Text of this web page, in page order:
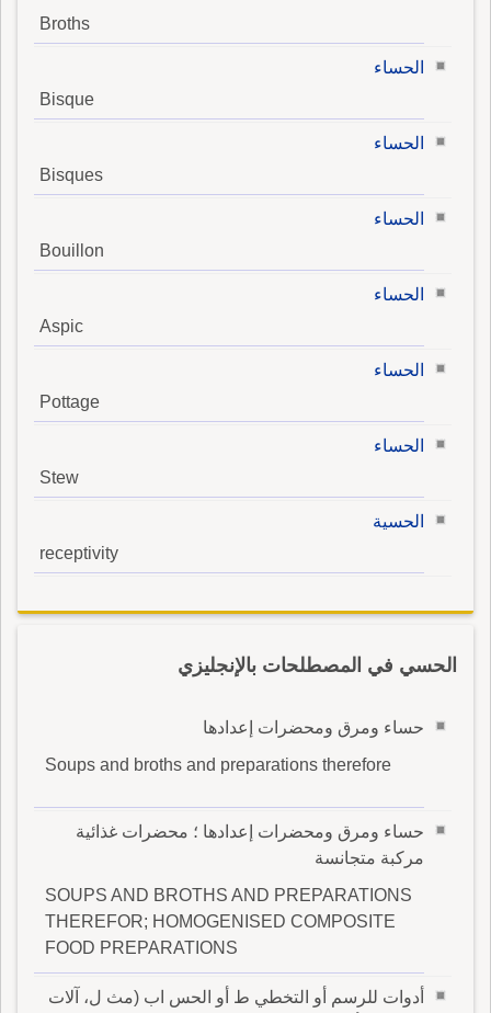
Broths
الحساء
Bisque
الحساء
Bisques
الحساء
Bouillon
الحساء
Aspic
الحساء
Pottage
الحساء
Stew
الحسية
receptivity
الحسي في المصطلحات بالإنجليزي
حساء ومرق ومحضرات إعدادها
Soups and broths and preparations therefore
حساء ومرق ومحضرات إعدادها ؛ محضرات غذائية
مركبة متجانسة
SOUPS AND BROTHS AND PREPARATIONS
THEREFOR; HOMOGENISED COMPOSITE
FOOD PREPARATIONS
أدوات للرسم أو التخطي ط أو الحس اب (مث ل، آلات